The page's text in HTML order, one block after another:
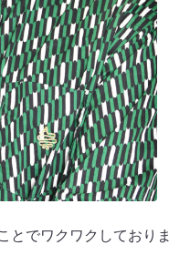
でワクワクしておりま